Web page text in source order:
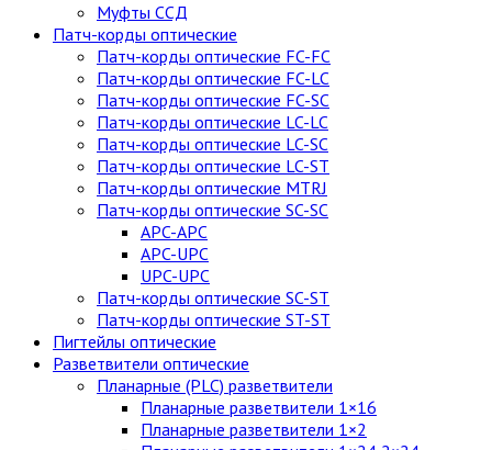
Муфты ССД
Патч-корды оптические
Патч-корды оптические FC-FC
Патч-корды оптические FC-LC
Патч-корды оптические FC-SC
Патч-корды оптические LC-LC
Патч-корды оптические LC-SC
Патч-корды оптические LC-ST
Патч-корды оптические MTRJ
Патч-корды оптические SC-SC
APC-APC
APC-UPC
UPC-UPC
Патч-корды оптические SC-ST
Патч-корды оптические ST-ST
Пигтейлы оптические
Разветвители оптические
Планарные (PLC) разветвители
Планарные разветвители 1×16
Планарные разветвители 1×2